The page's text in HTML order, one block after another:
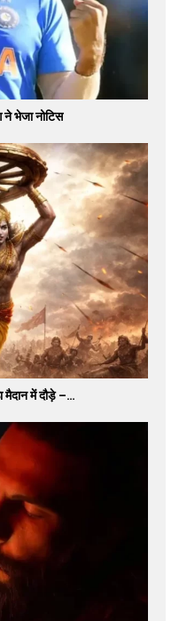
भेजा नोटिस
मैदान में दौड़े –…